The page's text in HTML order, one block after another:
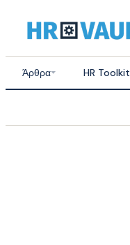
content
Άρθρα HR Toolkit